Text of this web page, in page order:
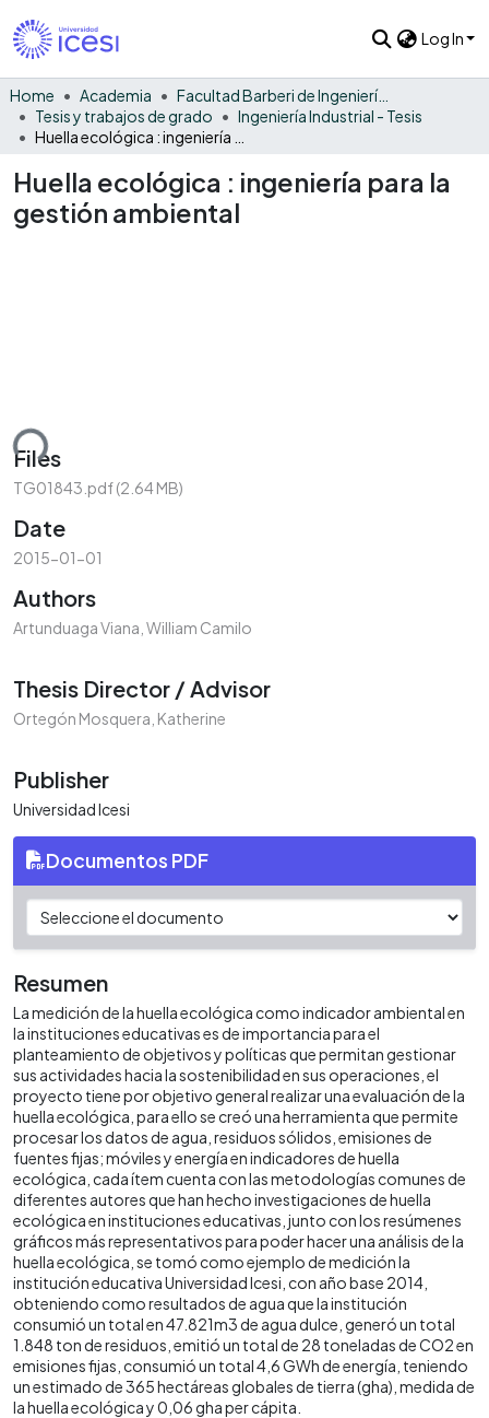
Log In
Home Academia
Facultad Barberi de Ingeniería, Diseño y Ciencias Aplicadas
Tesis y trabajos de grado
Ingeniería Industrial - Tesis
Huella ecológica : ingeniería para la
gestión ambiental
Files
TG01843.pdf(2.64 MB)
Date
2015-01-01
Authors
Artunduaga Viana, William Camilo
Thesis Director / Advisor
Ortegón Mosquera, Katherine
Publisher
Universidad Icesi
Documentos PDF
Resumen
La medición de la huella ecológica como indicador ambiental en
la instituciones educativas es de importancia para el
planteamiento de objetivos y políticas que permitan gestionar
sus actividades hacia la sostenibilidad en sus operaciones, el
proyecto tiene por objetivo general realizar una evaluación de la
huella ecológica, para ello se creó una herramienta que permite
procesar los datos de agua, residuos sólidos, emisiones de
fuentes fijas; móviles y energía en indicadores de huella
ecológica, cada ítem cuenta con las metodologías comunes de
diferentes autores que han hecho investigaciones de huella
ecológica en instituciones educativas, junto con los resúmenes
gráficos más representativos para poder hacer una análisis de la
huella ecológica, se tomó como ejemplo de medición la
institución educativa Universidad Icesi, con año base 2014,
obteniendo como resultados de agua que la institución
consumió un total en 47.821m3 de agua dulce, generó un total
1.848 ton de residuos, emitió un total de 28 toneladas de CO2 en
emisiones fijas, consumió un total 4,6 GWh de energía, teniendo
un estimado de 365 hectáreas globales de tierra (gha), medida de
la huella ecológica y 0,06 gha per cápita.